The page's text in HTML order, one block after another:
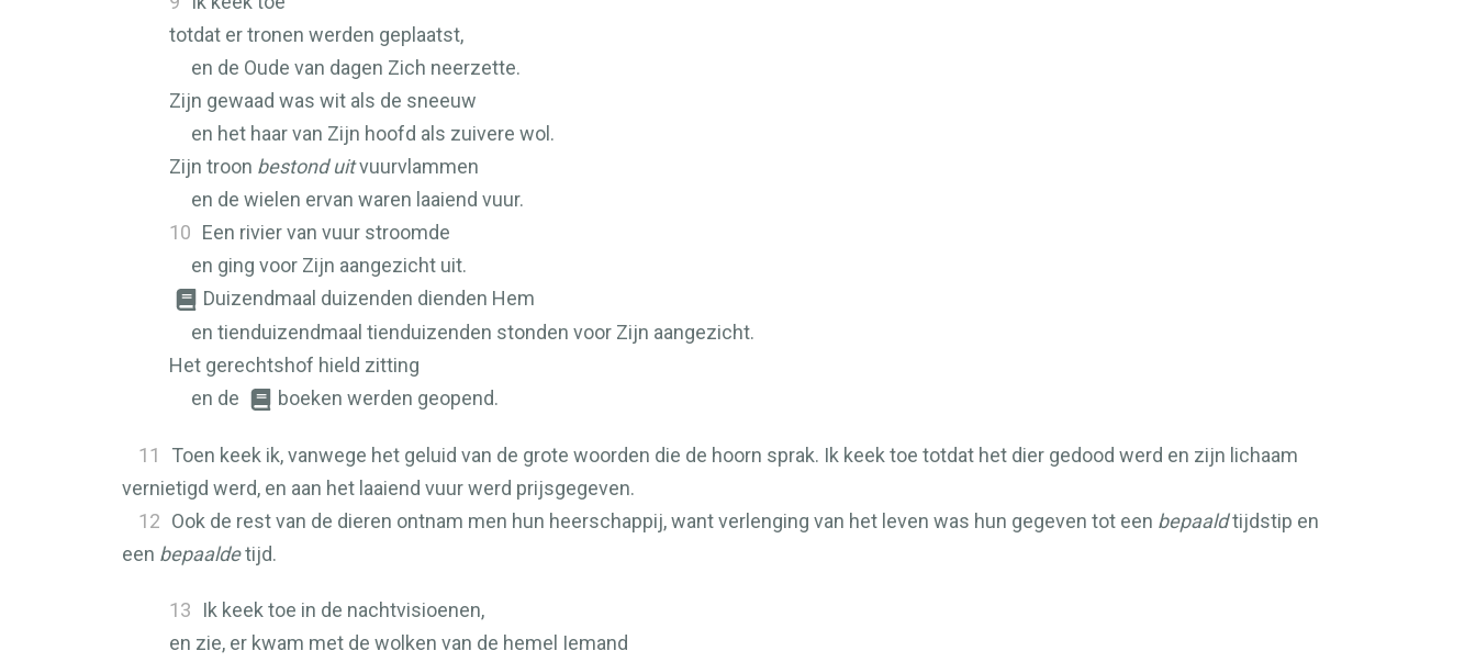
totdat er tronen werden geplaatst,
en de Oude van dagen Zich neerzette.
Zijn gewaad was wit als de sneeuw
en het haar van Zijn hoofd als zuivere wol.
Zijn troon bestond uitvuurvlammen
en de wielen ervan waren laaiend vuur.
10 Een rivier van vuur stroomde
en ging voor Zijn aangezicht uit.
Duizendmaal duizenden dienden Hem
en tienduizendmaal tienduizenden stonden voor Zijn aangezicht.
Het gerechtshof hield zitting
en de
boeken werden geopend.
11
Toen keek ik, vanwege het geluid van de grote woorden die de hoorn sprak. Ik keek toe totdat het dier gedood werd en zijn lichaam
vernietigd werd, en aan het laaiend vuur werd prijsgegeven.
12 Ook de rest van de dieren ontnam men hun heerschappij, want verlenging van het leven was hun gegeven tot een bepaaldtijdstip en
een bepaaldetijd.
13
Ik keek toe in de nachtvisioenen,
en zie, er kwam met de wolken van de hemel Iemand